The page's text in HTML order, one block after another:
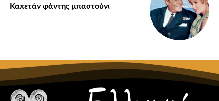
Καπετάν φάντης μπαστούνι